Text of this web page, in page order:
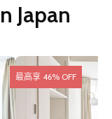
Japan
最高享 46% OFF